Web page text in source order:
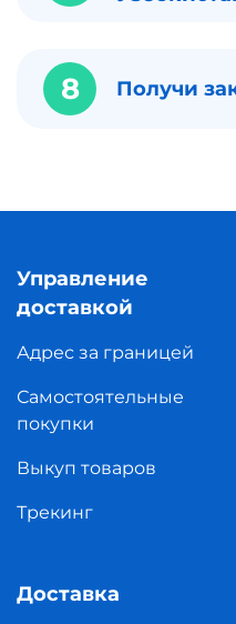
8 Получи
Управление
доставкой
Адрес за границей
Самостоятельные
покупки
Выкуп товаров
Трекинг
Доставка